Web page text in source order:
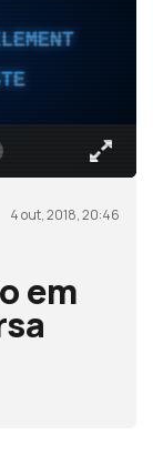
4 out, 2018, 20:46
em